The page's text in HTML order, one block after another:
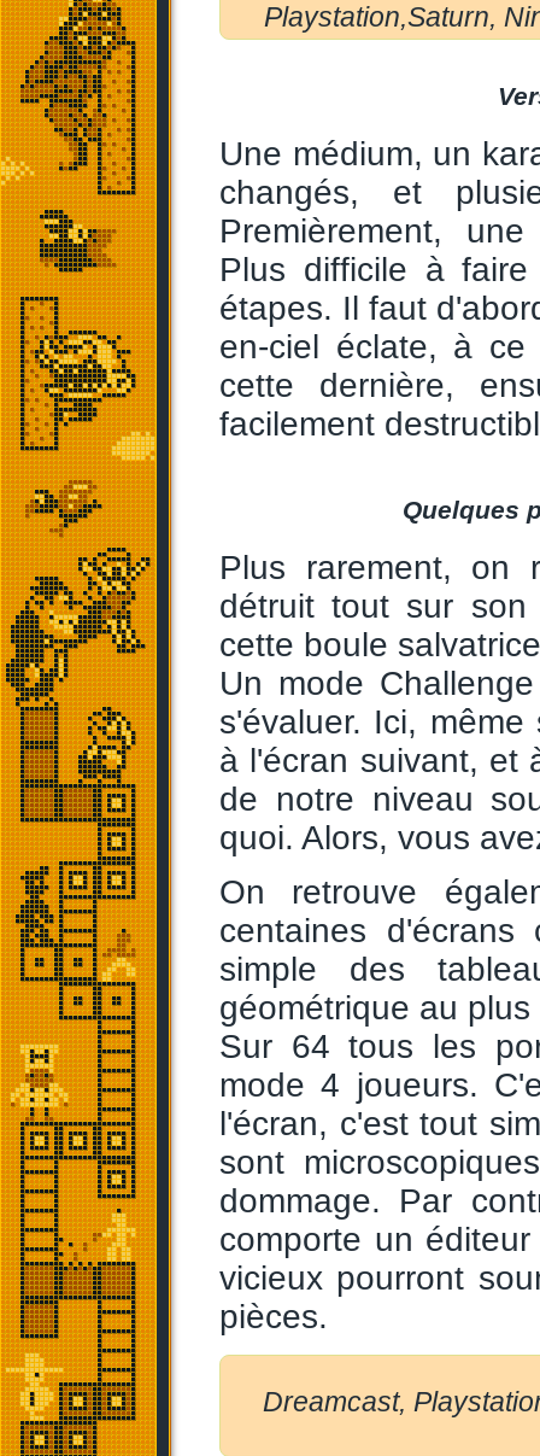
Playstation,Saturn,
Une médium, un
changés, et
Premièrement,
Plus difficile à
étapes. Il faut
en-ciel éclate, à
cette dernière,
facilement
Quelques
Plus rarement, on
détruit tout sur
cette boule
Un mode
s'évaluer. Ici,
à l'écran suivant, et
de notre niveau
quoi. Alors, vous
On retrouve
centaines
simple des
géométrique au
Sur 64 tous les
mode 4 joueurs.
l'écran, c'est tout
sont
dommage. Par
comporte un
vicieux pourront
pièces.
Dreamcast,